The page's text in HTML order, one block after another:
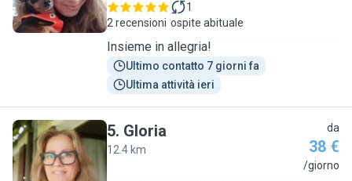
2 recensioni
1
ospite abituale
Insieme in allegria!
Ultimo contatto 7 giorni fa
Ultima attività ieri
G
5. Gloria
12.4 km
da
38 €
/giorno